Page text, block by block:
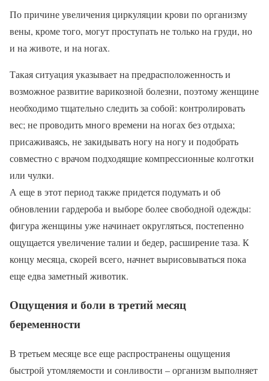
По причине увеличения циркуляции крови по организму
вены, кроме того, могут проступать не только на груди, но
и на животе, и на ногах.
Такая ситуация указывает на предрасположенность и
возможное развитие варикозной болезни, поэтому женщине
необходимо тщательно следить за собой: контролировать
вес; не проводить много времени на ногах без отдыха;
присаживаясь, не закидывать ногу на ногу и подобрать
совместно с врачом подходящие компрессионные колготки
или чулки.
А еще в этот период также придется подумать и об
обновлении гардероба и выборе более свободной одежды:
фигура женщины уже начинает округляться, постепенно
ощущается увеличение талии и бедер, расширение таза. К
концу месяца, скорей всего, начнет вырисовываться пока
еще едва заметный животик.
Ощущения и боли в третий месяц
беременности
В третьем месяце все еще распространены ощущения
быстрой утомляемости и сонливости – организм выполняет